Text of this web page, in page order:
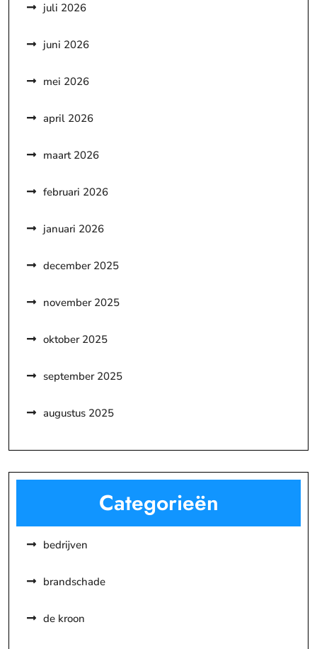
juli 2026
juni 2026
mei 2026
april 2026
maart 2026
februari 2026
januari 2026
december 2025
november 2025
oktober 2025
september 2025
augustus 2025
Categorieën
bedrijven
brandschade
de kroon